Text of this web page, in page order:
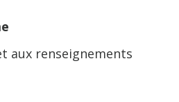
aux renseignements